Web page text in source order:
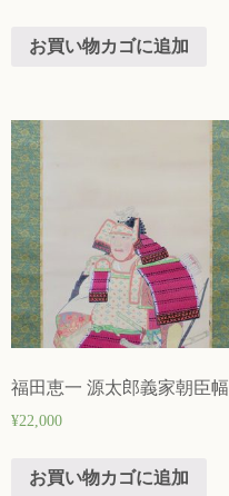
お買い物カゴに追加
福田恵一 源太郎義家朝臣幅
¥22,000
お買い物カゴに追加